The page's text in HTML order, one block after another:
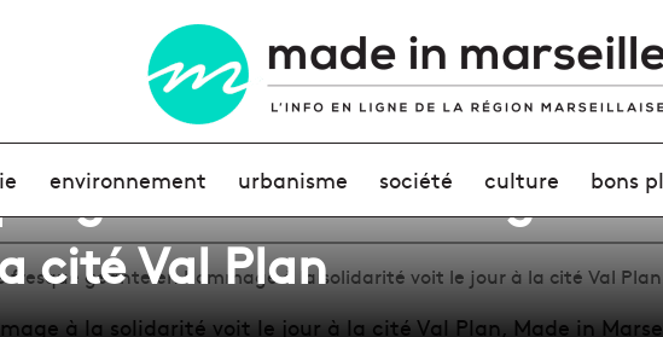
environnement urbanisme société culture bons
fresque géante en hommage à la solidarité voit le jour à la cité Val Plan
géante en hommage à
cité Val Plan